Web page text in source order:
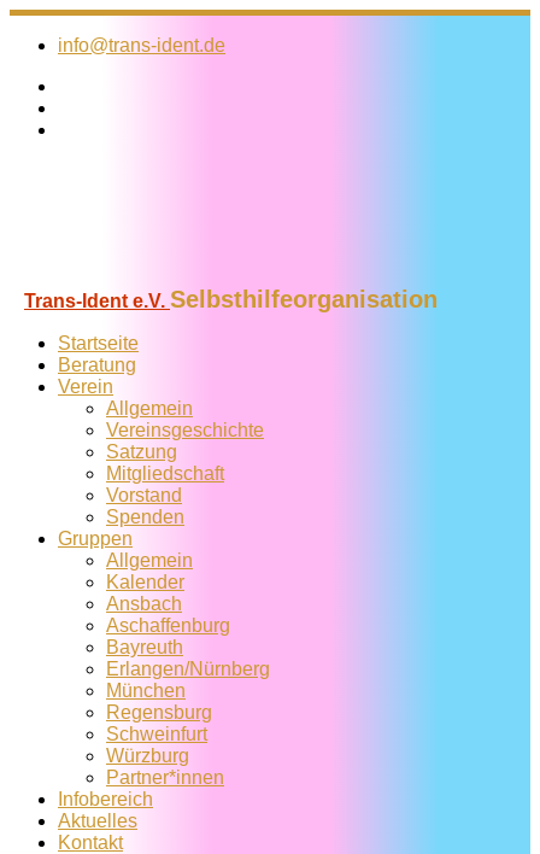
Zum
Inhalt
info@trans-ident.de
Trans-Ident e.V. Selbsthilfeorganisation
Startseite
Beratung
Verein
Allgemein
Vereins­geschichte
Satzung
Mitglied­schaft
Vorstand
Spenden
Gruppen
Allgemein
Kalender
Ansbach
Aschaffenburg
Bayreuth
Erlangen/Nürnberg
München
Regensburg
Schweinfurt
Würzburg
Partner*innen
Infobereich
Aktuelles
Kontakt